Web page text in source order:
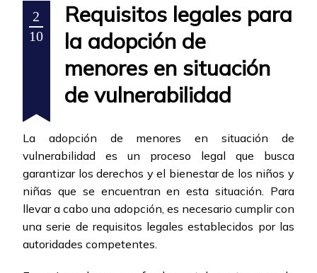
2
10
Requisitos legales para
la adopción de
menores en situación
de vulnerabilidad
La adopción de menores en situación de
vulnerabilidad es un proceso legal que busca
garantizar los derechos y el bienestar de los niños y
niñas que se encuentran en esta situación. Para
llevar a cabo una adopción, es necesario cumplir con
una serie de requisitos legales establecidos por las
autoridades competentes.